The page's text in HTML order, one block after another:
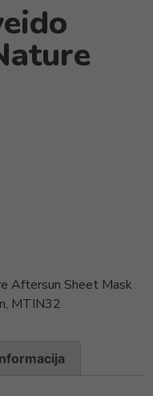
Aftersun Sheet Mask
MTIN32